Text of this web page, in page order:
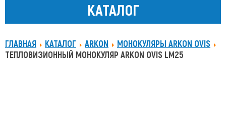
КАТАЛОГ
ГЛАВНАЯ КАТАЛОГ ARKON
МОНОКУЛЯРЫ ARKON OVIS
ТЕПЛОВИЗИОННЫЙ МОНОКУЛЯР ARKON OVIS LM25